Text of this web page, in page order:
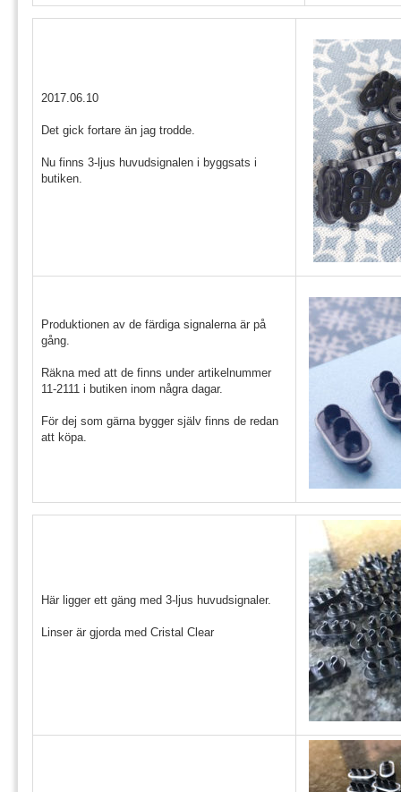
2017.06.10
Det gick fortare än jag trodde.
Nu finns 3-ljus huvudsignalen i byggsats i
butiken.
Produktionen av de färdiga signalerna är på
gång.
Räkna med att de finns under artikelnummer
11-2111 i butiken inom några dagar.
För dej som gärna bygger själv finns de redan
att köpa.
Här ligger ett gäng med 3-ljus huvudsignaler.
Linser är gjorda med Cristal Clear